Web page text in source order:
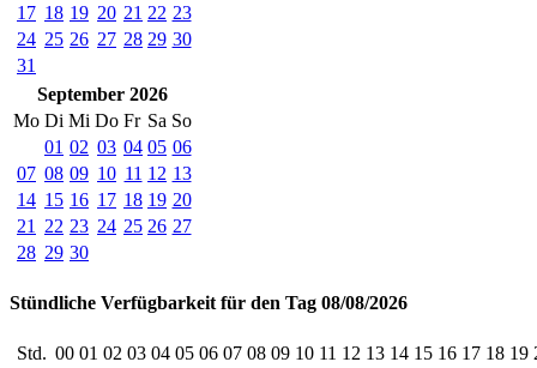
17 18 19 20 21 22 23
24 25 26 27 28 29 30
31
September 2026
Mo Di Mi Do Fr Sa So
01 02 03 04 05 06
07 08 09 10 11 12 13
14 15 16 17 18 19 20
21
22 23 24 25 26 27
28 29 30
Stündliche Verfügbarkeit für den Tag 08/08/2026
Std. 00 01 02 03 04 05 06 07 08 09 10 11 12 13 14 15 16 17 18 19